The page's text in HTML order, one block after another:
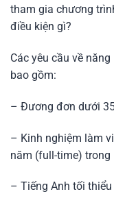
tham gia chương
điều kiện gì?
Các yêu cầu về
bao gồm:
– Đương đơn dưới
– Kinh nghiệm làm
năm (full-time)
– Tiếng Anh tối thiểu